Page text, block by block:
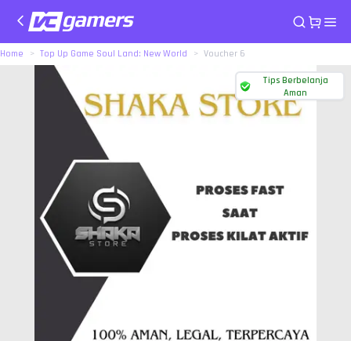
Home Top Up Game Soul Land: New World Voucher 6
Tips Berbelanja
Aman